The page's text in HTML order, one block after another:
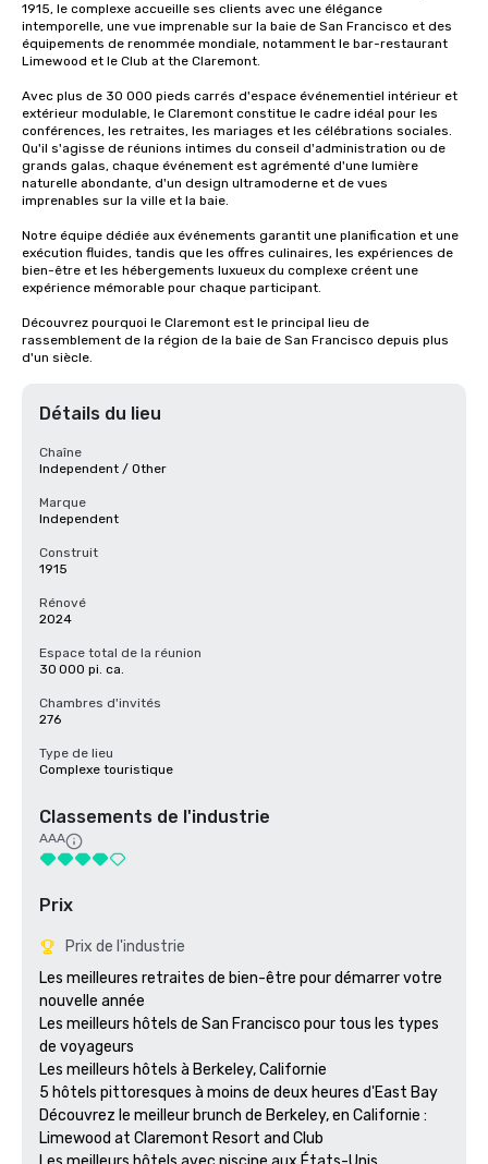
1915, le complexe accueille ses clients avec une élégance
intemporelle, une vue imprenable sur la baie de San Francisco et des
équipements de renommée mondiale, notamment le bar-restaurant
Limewood et le Club at the Claremont.
Avec plus de 30 000 pieds carrés d'espace événementiel intérieur et
extérieur modulable, le Claremont constitue le cadre idéal pour les
conférences, les retraites, les mariages et les célébrations sociales.
Qu'il s'agisse de réunions intimes du conseil d'administration ou de
grands galas, chaque événement est agrémenté d'une lumière
naturelle abondante, d'un design ultramoderne et de vues
imprenables sur la ville et la baie.
Notre équipe dédiée aux événements garantit une planification et une
exécution fluides, tandis que les offres culinaires, les expériences de
bien-être et les hébergements luxueux du complexe créent une
expérience mémorable pour chaque participant.
Découvrez pourquoi le Claremont est le principal lieu de
rassemblement de la région de la baie de San Francisco depuis plus
d'un siècle.
Détails du lieu
Chaîne
Independent / Other
Marque
Independent
Construit
1915
Rénové
2024
Espace total de la réunion
30 000 pi. ca.
Chambres d'invités
276
Type de lieu
Complexe touristique
Classements de l'industrie
AAA
Prix
Prix de l'industrie
Les meilleures retraites de bien-être pour démarrer votre
nouvelle année
Les meilleurs hôtels de San Francisco pour tous les types
de voyageurs
Les meilleurs hôtels à Berkeley, Californie
5 hôtels pittoresques à moins de deux heures d'East Bay
Découvrez le meilleur brunch de Berkeley, en Californie :
Limewood at Claremont Resort and Club